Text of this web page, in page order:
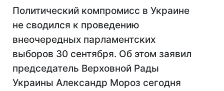
Политический компромисс в Украине
не сводился к проведению
внеочередных парламентских
выборов 30 сентября. Об этом заявил
председатель Верховной Рады
Украины Александр Мороз сегодня